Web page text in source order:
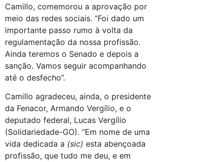
Camillo, comemorou a aprovação por
meio das redes sociais. “Foi dado um
importante passo rumo à volta da
regulamentação da nossa profissão.
Ainda teremos o Senado e depois a
sanção. Vamos seguir acompanhando
até o desfecho”.
Camillo agradeceu, ainda, o presidente
da Fenacor, Armando Vergílio, e o
deputado federal, Lucas Vergílio
(Solidariedade-GO). “Em nome de uma
vida dedicada a (sic) esta abençoada
profissão, que tudo me deu, e em